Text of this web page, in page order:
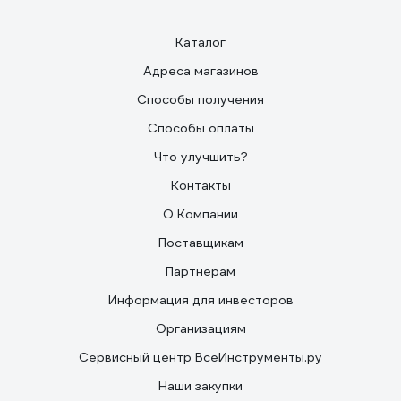
Каталог
Адреса магазинов
Способы получения
Способы оплаты
Что улучшить?
Контакты
О Компании
Поставщикам
Партнерам
Информация для инвесторов
Организациям
Сервисный центр ВсеИнструменты.ру
Наши закупки